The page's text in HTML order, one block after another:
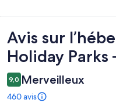
Avis
Avis sur
Holiday Parks
9,0 Merveilleux
460 avis